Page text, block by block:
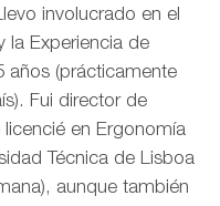
involucrado en el
la Experiencia de
años (prácticamente
Fui director de
en Ergonomía
Técnica de Lisboa
aunque también